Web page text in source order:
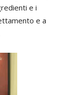
e i
e a